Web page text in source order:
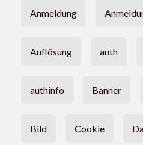
Anmeldung
Auflösung auth
authinfo Banner
Bild Cookie